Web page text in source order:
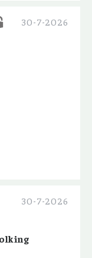
30-7-2026
30-7-2026